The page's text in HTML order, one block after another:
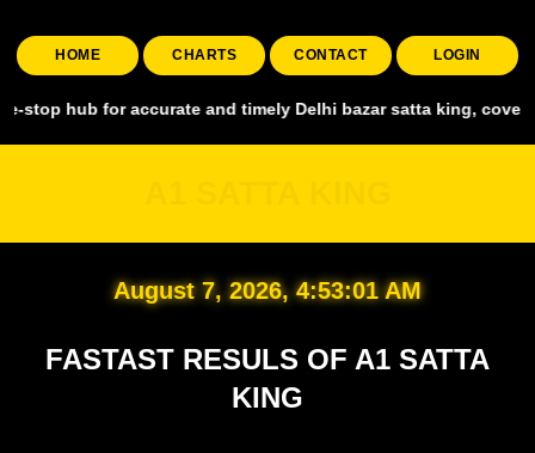
HOME CHARTS CONTACT LOGIN
for accurate and timely Delhi bazar satta king, covering all
August 7, 2026, 4:53:02 AM
FASTAST RESULS OF A1 SATTA
KING